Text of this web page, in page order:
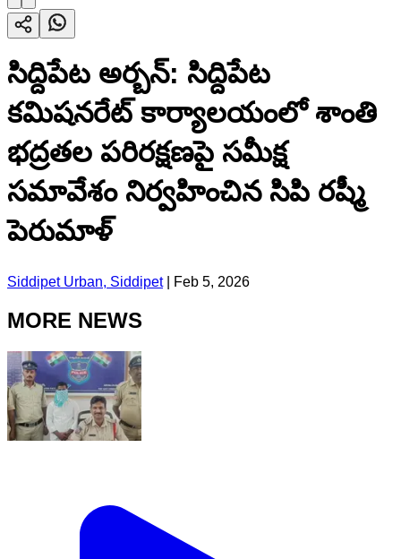
సిద్దిపేట అర్బన్: సిద్దిపేట
కమిషనరేట్ కార్యాలయంలో శాంతి
భద్రతల పరిరక్షణపై సమీక్ష
సమావేశం నిర్వహించిన సిపి రష్మీ
పెరుమాళ్
Siddipet Urban, Siddipet| Feb 5, 2026
MORE NEWS